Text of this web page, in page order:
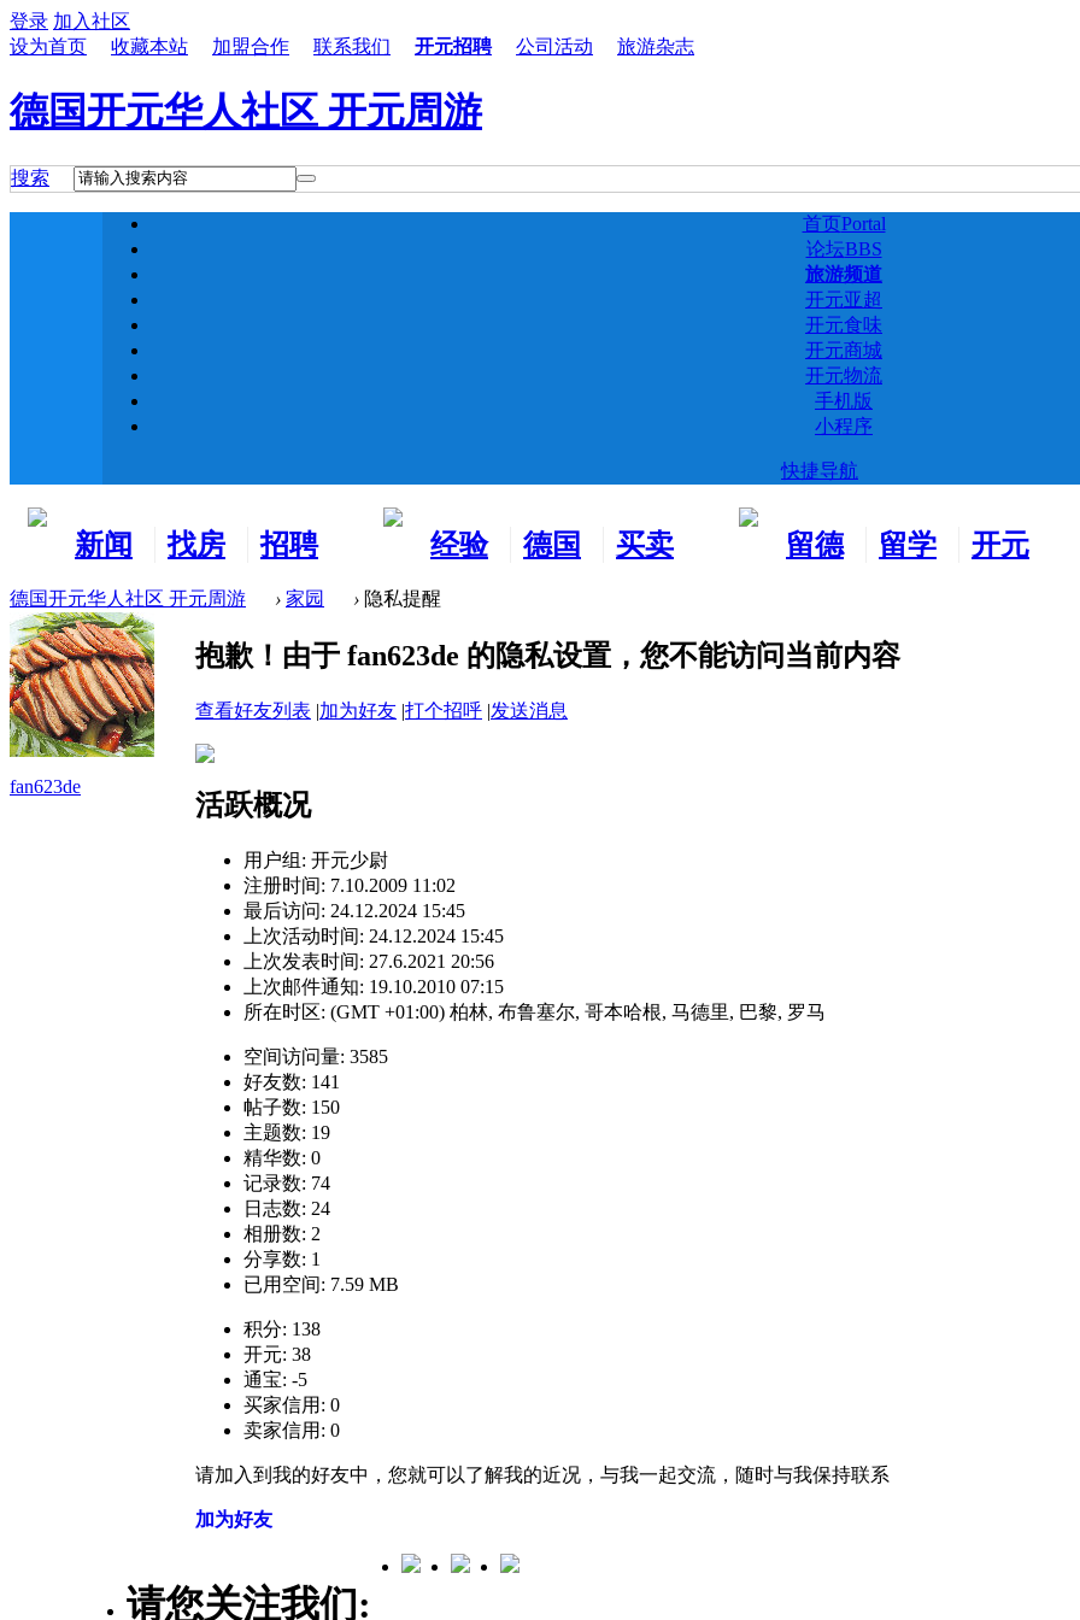
登录 加入社区
设为首页
收藏本站 加盟合作 联系我们 开元招聘 公司活动 旅游杂志
德国开元华人社区 开元周游
搜索
首页Portal
论坛BBS
旅游频道
开元亚超
开元食味
开元商城
开元物流
手机版
小程序
快捷导航
新闻
找房
招聘
求职
经验
德国
买卖
留德
留学
开元
德国开元华人社区 开元周游 › 家园 › 隐私提醒
fan623de
抱歉！由于 fan623de 的隐私设置，您不能访问当前内容
查看好友列表 |加为好友 |打个招呼 |发送消息
活跃概况
用户组: 开元少尉
注册时间: 7.10.2009 11:02
最后访问: 24.12.2024 15:45
上次活动时间: 24.12.2024 15:45
上次发表时间: 27.6.2021 20:56
上次邮件通知: 19.10.2010 07:15
所在时区: (GMT +01:00) 柏林, 布鲁塞尔, 哥本哈根, 马德里, 巴黎, 罗马
空间访问量: 3585
好友数: 141
帖子数: 150
主题数: 19
精华数: 0
记录数: 74
日志数: 24
相册数: 2
分享数: 1
已用空间: 7.59 MB
积分: 138
开元: 38
通宝: -5
买家信用: 0
卖家信用: 0
请加入到我的好友中，您就可以了解我的近况，与我一起交流，随时与我保持联系
加为好友
请您关注我们: